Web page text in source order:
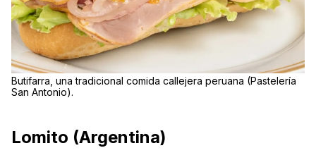
Butifarra, una tradicional comida callejera peruana (Pastelería
San Antonio).
Lomito (Argentina)